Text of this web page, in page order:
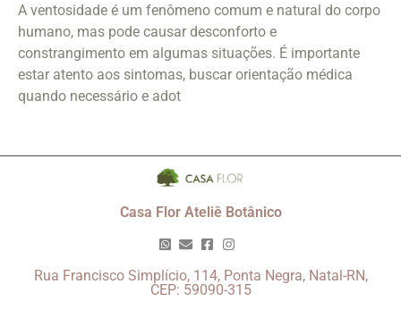
A ventosidade é um fenômeno comum e natural do corpo
humano, mas pode causar desconforto e
constrangimento em algumas situações. É importante
estar atento aos sintomas, buscar orientação médica
quando necessário e adot
Casa Flor Ateliê Botânico
Rua Francisco Simplício, 114, Ponta Negra, Natal-RN,
CEP: 59090-315